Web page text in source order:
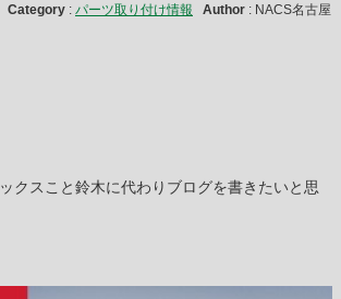
Category : パーツ取り付け情報 Author : NACS名古屋
クスこと鈴木に代わりブログを書きたいと思